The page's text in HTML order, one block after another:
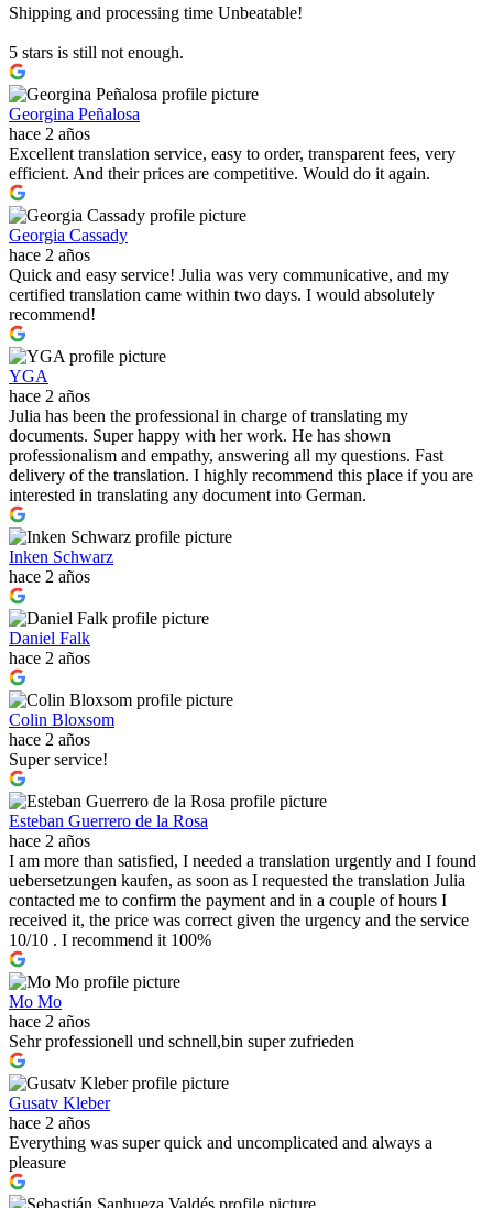
Shipping and processing time Unbeatable!
5 stars is still not enough.
Georgina Peñalosa
hace 2 años
Excellent translation service, easy to order, transparent fees, very
efficient. And their prices are competitive. Would do it again.
Georgia Cassady
hace 2 años
Quick and easy service! Julia was very communicative, and my
certified translation came within two days. I would absolutely
recommend!
YGA
hace 2 años
Julia has been the professional in charge of translating my
documents. Super happy with her work. He has shown
professionalism and empathy, answering all my questions. Fast
delivery of the translation. I highly recommend this place if you are
interested in translating any document into German.
Inken Schwarz
hace 2 años
Daniel Falk
hace 2 años
Colin Bloxsom
hace 2 años
Super service!
Esteban Guerrero de la Rosa
hace 2 años
I am more than satisfied, I needed a translation urgently and I found
uebersetzungen kaufen, as soon as I requested the translation Julia
contacted me to confirm the payment and in a couple of hours I
received it, the price was correct given the urgency and the service
10/10 . I recommend it 100%
Mo Mo
hace 2 años
Sehr professionell und schnell,bin super zufrieden
Gusatv Kleber
hace 2 años
Everything was super quick and uncomplicated and always a
pleasure